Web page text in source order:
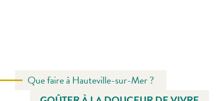
Que faire à Hauteville-sur-Mer ?